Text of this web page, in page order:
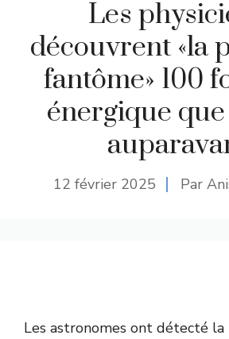
Les
découvrent «la
fantôme» 100
énergique
12 février 2025 Par
Les astronomes ont détecté